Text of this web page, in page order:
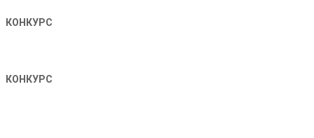
КОНКУРС
КОНКУРС